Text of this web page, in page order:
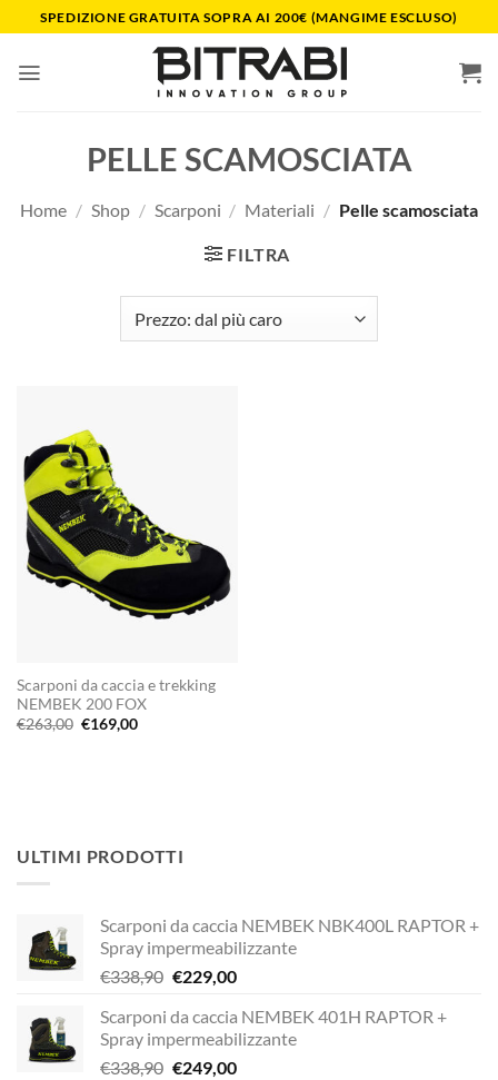
ai
contenuti
SPEDIZIONE GRATUITA SOPRA AI 200€ (MANGIME ESCLUSO)
PELLE SCAMOSCIATA
Home / Shop / Scarponi / Materiali / Pelle scamosciata
FILTRA
Scarponi da caccia e trekking
NEMBEK 200 FOX
€263,00 Il
prezzo
€169,00Il
ULTIMI PRODOTTI
Scarponi da caccia NEMBEK NBK400L RAPTOR +
Spray impermeabilizzante
€338,90 Il
originale
era:
€338,90.
€229,00Il
attuale
è:
€229,00.
Scarponi da caccia NEMBEK 401H RAPTOR +
Spray impermeabilizzante
€338,90 Il
€249,00Il